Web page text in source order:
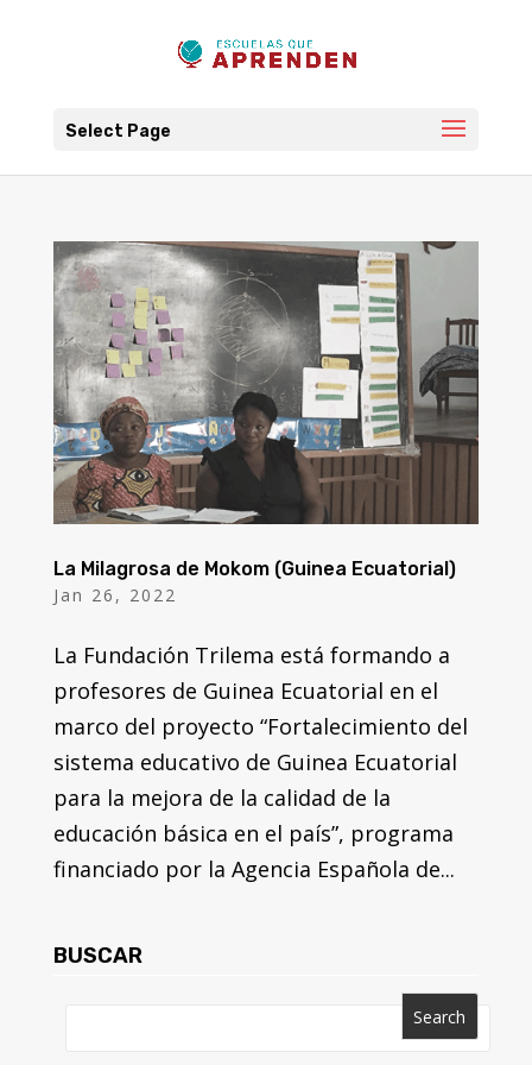
Select Page
La Milagrosa de Mokom (Guinea Ecuatorial)
Jan 26, 2022
La Fundación Trilema está formando a
profesores de Guinea Ecuatorial en el
marco del proyecto “Fortalecimiento del
sistema educativo de Guinea Ecuatorial
para la mejora de la calidad de la
educación básica en el país”, programa
financiado por la Agencia Española de...
BUSCAR